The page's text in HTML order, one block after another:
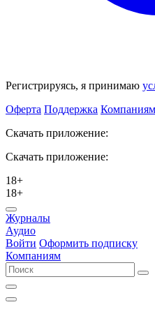
Регистрируясь, я принимаю
Оферта Поддержка Компаниям
Скачать приложение:
Скачать приложение:
18+
18+
Журналы
Аудио
Войти Оформить подписку
Компаниям